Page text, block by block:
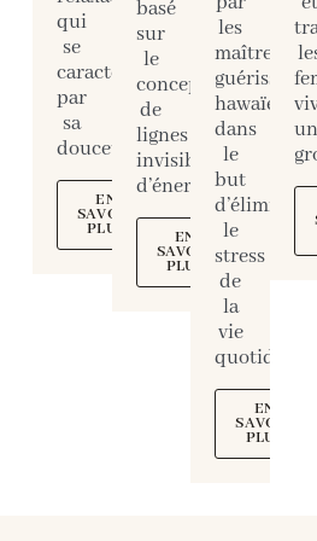
qui
se
caractérise
par
sa
douceur.
EN
SAVOIR
PLUS
basé
sur
le
concept
de
lignes
invisibles
d’énergie.
EN
SAVOIR
PLUS
les
maîtres
guérisseurs
hawaïens
dans
le
but
d’éliminer
le
stress
de
la
vie
EN
SAVOIR
PLUS